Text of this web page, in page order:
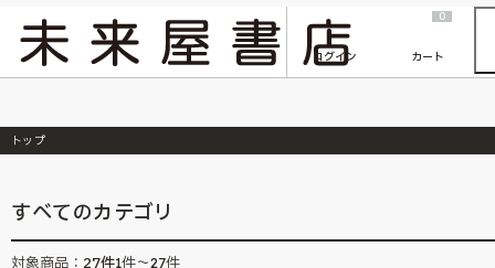
『ONE PIECE magazine 021 ONE PIECEカード付き同梱版』発売延期のご案内
ログイン
0
カート
トップ
すべてのカテゴリ
対象商品： 27件1件～27件